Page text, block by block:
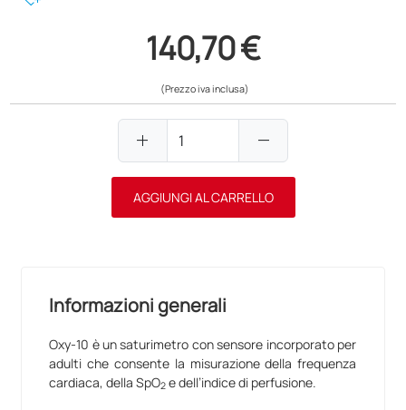
140,70 €
(Prezzo iva inclusa)
add remove
AGGIUNGI AL CARRELLO
Informazioni generali
Oxy-10 è un saturimetro con sensore incorporato per
adulti che consente la misurazione della frequenza
cardiaca, della SpO2 e dell’indice di perfusione.